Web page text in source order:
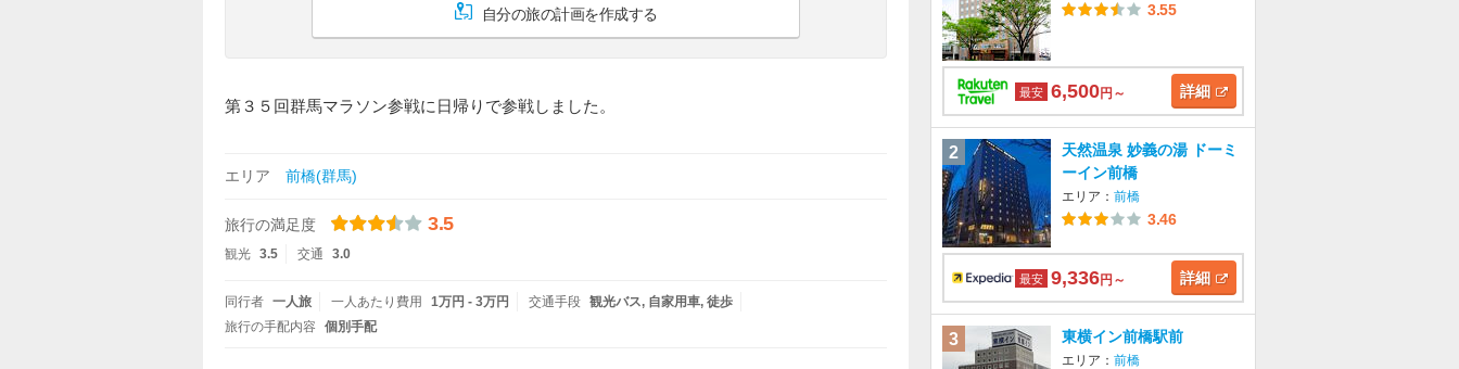
自分の旅の計画を作成する
第３５回群馬マラソン参戦に日帰りで参戦しました。
エリア 前橋(群馬)
旅行の満足度 3.5
観光 3.5 交通 3.0
同行者 一人旅 一人あたり費用 1万円 - 3万円 交通手段 観光バス 自家用車 徒歩
旅行の手配内容
個別手配
3.55
最安 6,500円～ 詳細
2
天然温泉 妙義の湯 ドーミ
ーイン前橋
エリア： 前橋
3.46
最安 9,336円～ 詳細
3 東横イン前橋駅前
エリア： 前橋